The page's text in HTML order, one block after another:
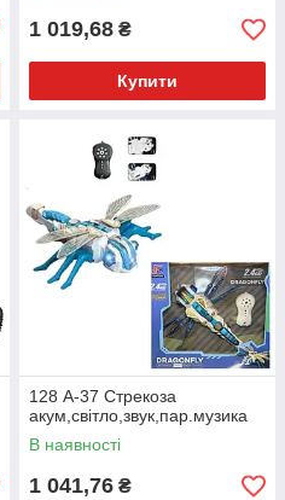
1 019,68 ₴
Купити
128 А-37 Стрекоза
акум,світло,звук,пар.музика
В наявності
1 041,76 ₴